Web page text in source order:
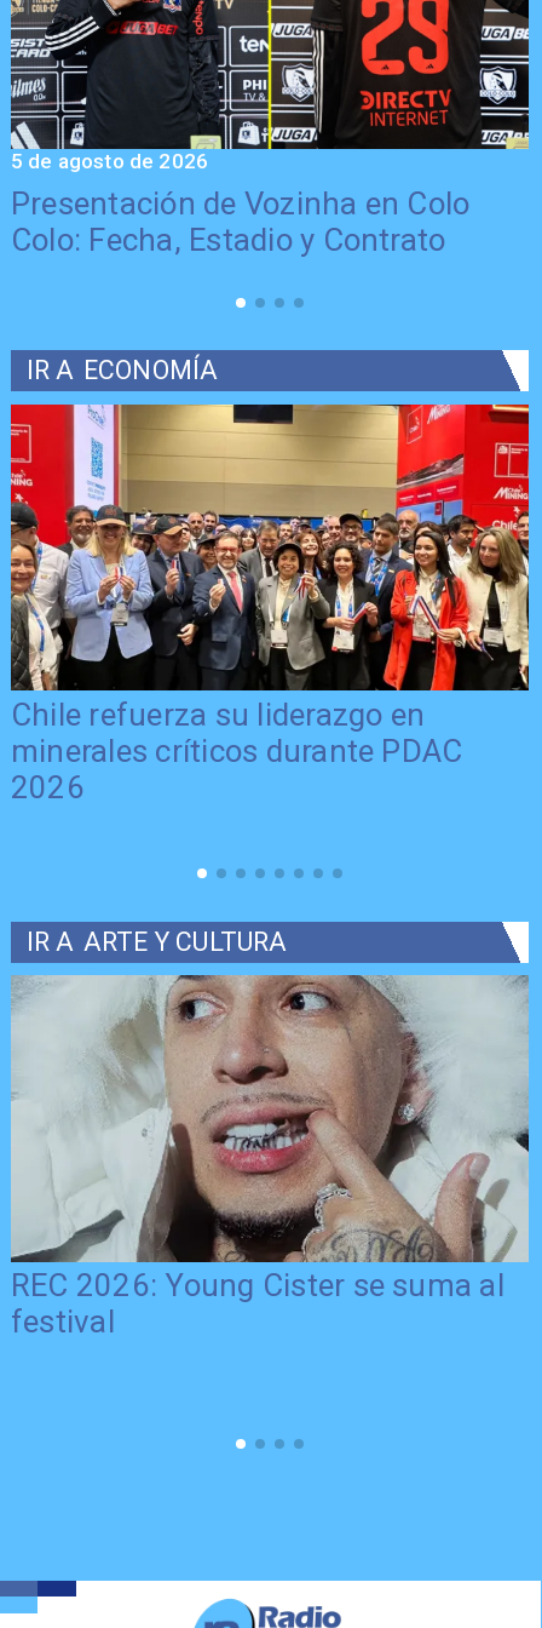
Presentación de Vozinha en Colo
Colo: Fecha, Estadio y Contrato
5 de agosto de 2026
IR A ECONOMÍA
Chile refuerza su liderazgo en
minerales críticos durante PDAC
2026
IR A ARTE Y CULTURA
REC 2026: Young Cister se suma al
festival